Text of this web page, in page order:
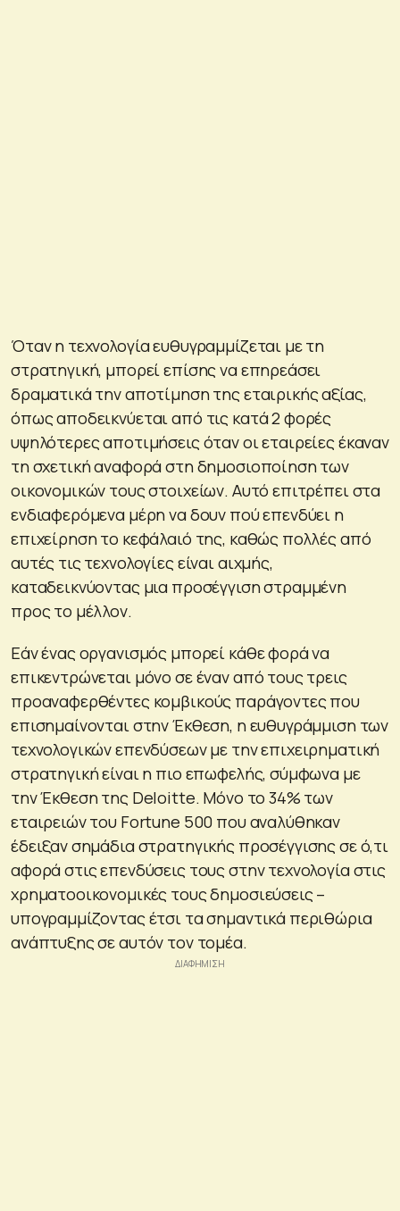
Όταν η τεχνολογία ευθυγραμμίζεται με τη
στρατηγική, μπορεί επίσης να επηρεάσει
δραματικά την αποτίμηση της εταιρικής αξίας,
όπως αποδεικνύεται από τις κατά 2 φορές
υψηλότερες αποτιμήσεις όταν οι εταιρείες έκαναν
τη σχετική αναφορά στη δημοσιοποίηση των
οικονομικών τους στοιχείων. Αυτό επιτρέπει στα
ενδιαφερόμενα μέρη να δουν πού επενδύει η
επιχείρηση το κεφάλαιό της, καθώς πολλές από
αυτές τις τεχνολογίες είναι αιχμής,
καταδεικνύοντας μια προσέγγιση στραμμένη
προς το μέλλον.
Εάν ένας οργανισμός μπορεί κάθε φορά να
επικεντρώνεται μόνο σε έναν από τους τρεις
προαναφερθέντες κομβικούς παράγοντες που
επισημαίνονται στην Έκθεση, η ευθυγράμμιση των
τεχνολογικών επενδύσεων με την επιχειρηματική
στρατηγική είναι η πιο επωφελής, σύμφωνα με
την Έκθεση της Deloitte. Μόνο το 34% των
εταιρειών του Fortune 500 που αναλύθηκαν
έδειξαν σημάδια στρατηγικής προσέγγισης σε ό,τι
αφορά στις επενδύσεις τους στην τεχνολογία στις
χρηματοοικονομικές τους δημοσιεύσεις –
υπογραμμίζοντας έτσι τα σημαντικά περιθώρια
ανάπτυξης σε αυτόν τον τομέα.